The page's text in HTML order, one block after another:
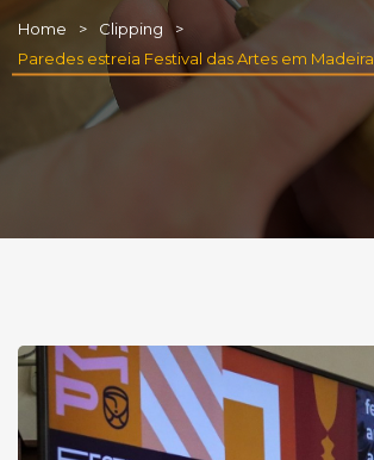
Home
Clipping
Paredes estreia Festival das Artes em Madeira